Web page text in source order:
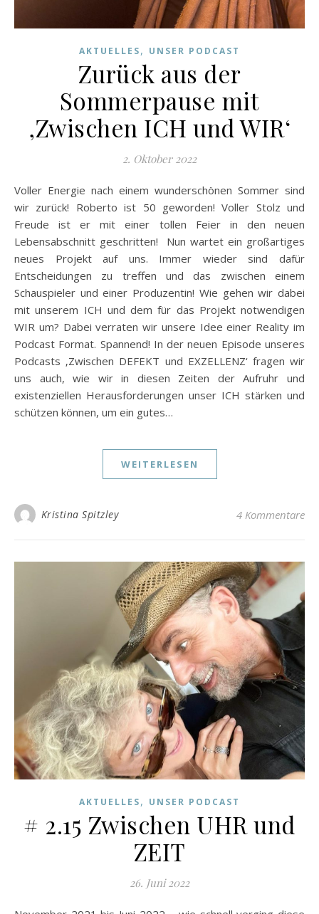
AKTUELLES, UNSER PODCAST
Zurück aus der
Sommerpause mit
‚Zwischen ICH und WIR‘
2. Oktober 2022
Voller Energie nach einem wunderschönen Sommer sind
wir zurück! Roberto ist 50 geworden! Voller Stolz und
Freude ist er mit einer tollen Feier in den neuen
Lebensabschnitt geschritten! Nun wartet ein großartiges
neues Projekt auf uns. Immer wieder sind dafür
Entscheidungen zu treffen und das zwischen einem
Schauspieler und einer Produzentin! Wie gehen wir dabei
mit unserem ICH und dem für das Projekt notwendigen
WIR um? Dabei verraten wir unsere Idee einer Reality im
Podcast Format. Spannend! In der neuen Episode unseres
Podcasts ‚Zwischen DEFEKT und EXZELLENZ‘ fragen wir
uns auch, wie wir in diesen Zeiten der Aufruhr und
existenziellen Herausforderungen unser ICH stärken und
schützen können, um ein gutes…
WEITERLESEN
Kristina Spitzley 4 Kommentare
AKTUELLES, UNSER PODCAST
# 2.15 Zwischen UHR und
ZEIT
26. Juni 2022